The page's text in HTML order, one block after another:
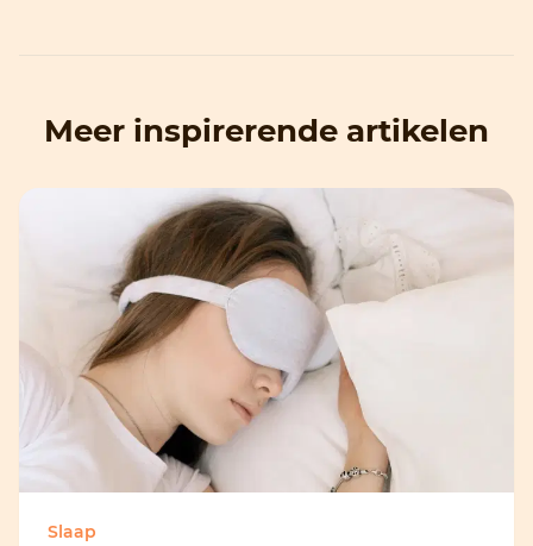
Meer inspirerende artikelen
Slaap